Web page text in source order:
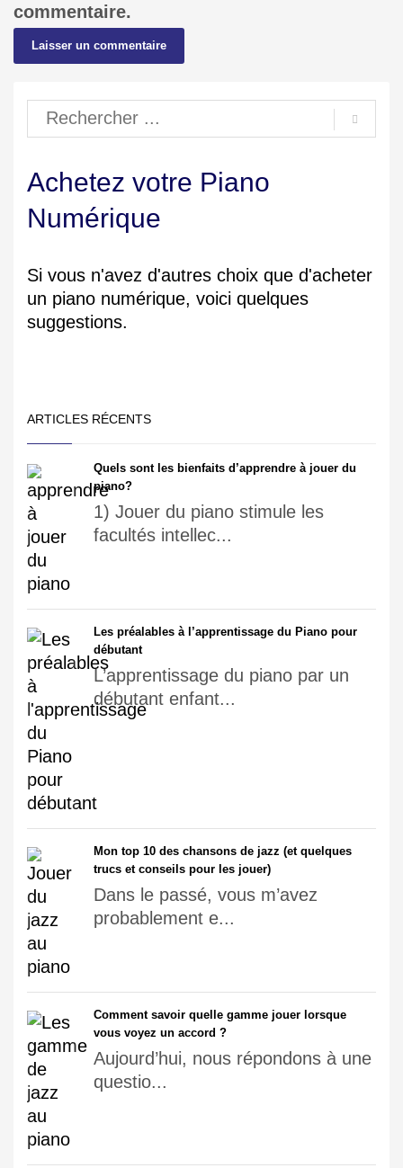
commentaire.
Achetez votre Piano
Numérique
Si vous n'avez d'autres choix que d'acheter
un piano numérique, voici quelques
suggestions.
ARTICLES RÉCENTS
Quels sont les bienfaits d’apprendre à jouer du
piano?
1) Jouer du piano stimule les
facultés intellec...
Les préalables à l’apprentissage du Piano pour
débutant
L’apprentissage du piano par un
débutant enfant...
Mon top 10 des chansons de jazz (et quelques
trucs et conseils pour les jouer)
Dans le passé, vous m’avez
probablement e...
Comment savoir quelle gamme jouer lorsque
vous voyez un accord ?
Aujourd’hui, nous répondons à une
questio...